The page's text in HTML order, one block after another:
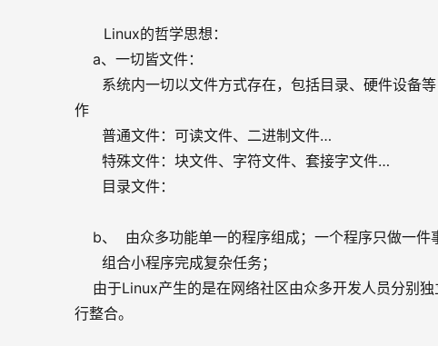
Linux的哲学思想：
a、一切皆文件：
系统内一切以文件方式存在，包括目录、硬件设备等
作
普通文件：可读文件、二进制文件…
特殊文件：块文件、字符文件、套接字文件…
目录文件：
b、  由众多功能单一的程序组成；一个程序只做一件
组合小程序完成复杂任务；
由于Linux产生的是在网络社区由众多开发人员分别
行整合。